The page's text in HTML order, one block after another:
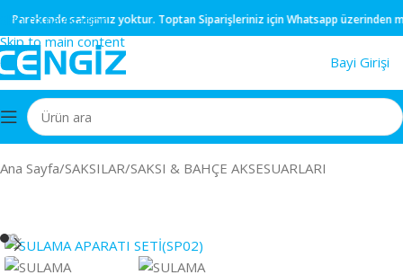
Skip to navigation
Skip to main content
Parekendesatışımız yoktur.ToptanSiparişleriniz içinWhatsappüzerinden
Bayi Girişi
Ana Sayfa/SAKSILAR/SAKSI & BAHÇE AKSESUARLARI